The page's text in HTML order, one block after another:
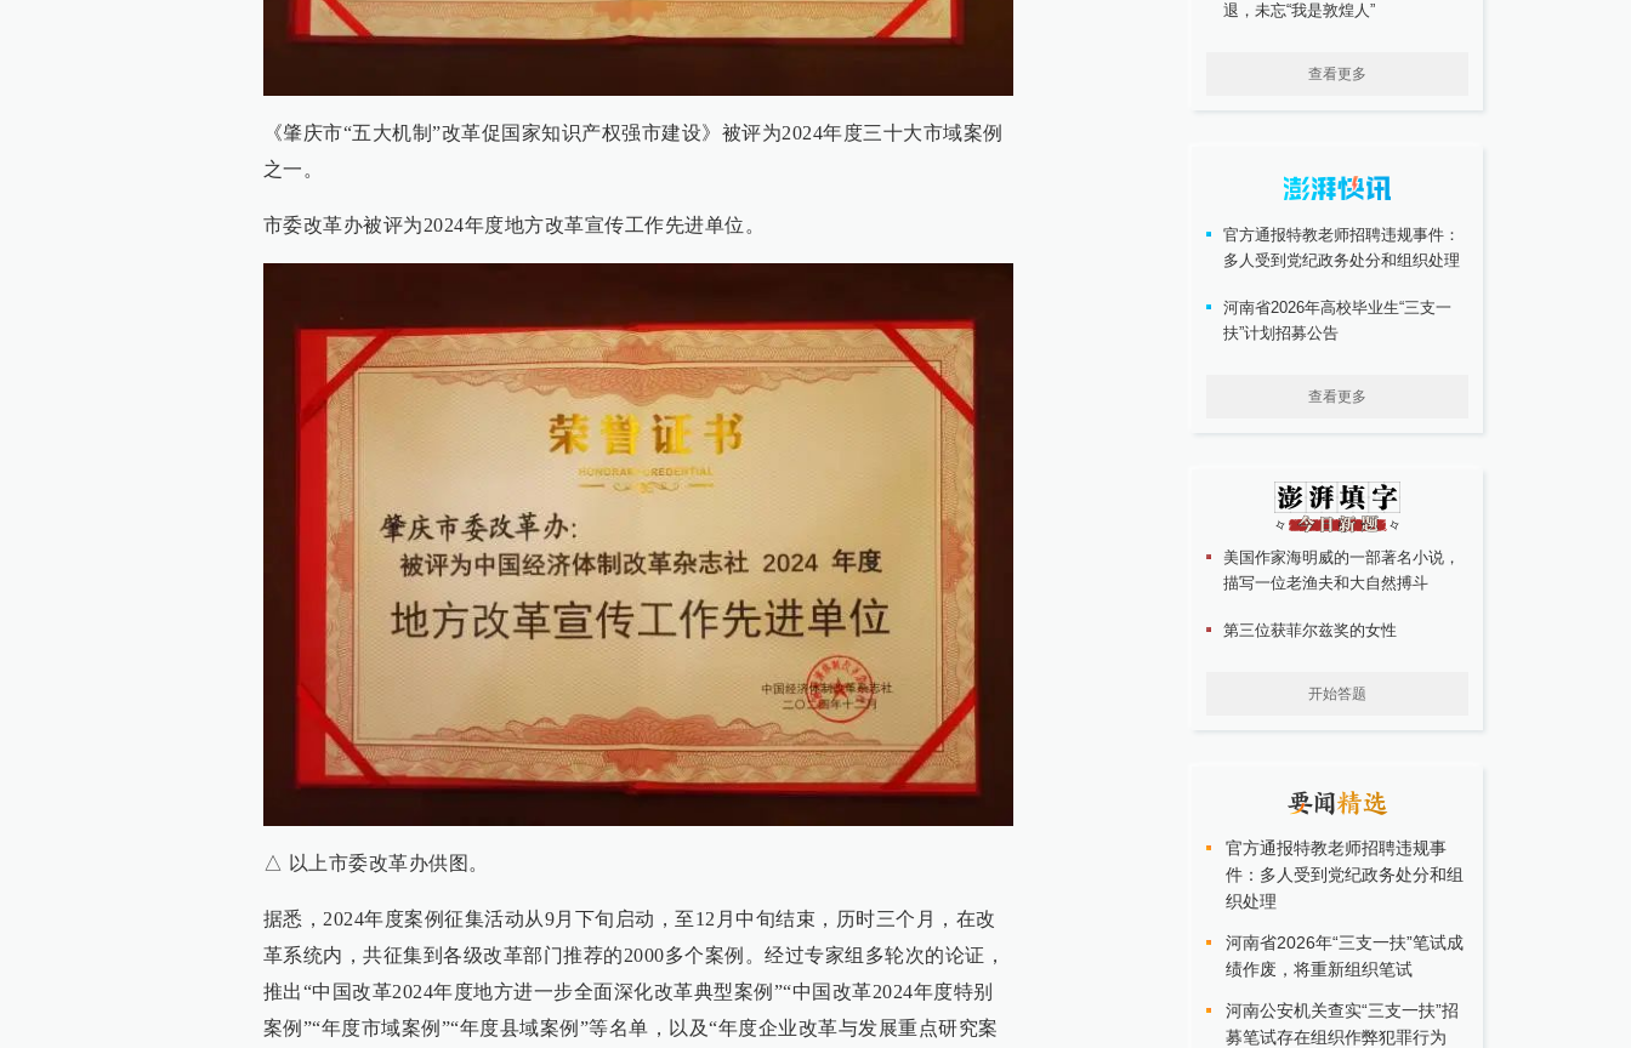
《肇庆市“五大机制”改革促国家知识产权强市建设》被评为2024年度三十大市域案例
之一。
市委改革办被评为2024年度地方改革宣传工作先进单位。
△ 以上市委改革办供图。
据悉，2024年度案例征集活动从9月下旬启动，至12月中旬结束，历时三个月，在改
革系统内，共征集到各级改革部门推荐的2000多个案例。经过专家组多轮次的论证，
推出“中国改革2024年度地方进一步全面深化改革典型案例”“中国改革2024年度特别
案例”“年度市域案例”“年度县域案例”等名单，以及“年度企业改革与发展重点研究案
退，未忘“我是敦煌人”
查看更多
官方通报特教老师招聘违规事件：
多人受到党纪政务处分和组织处理
河南省2026年高校毕业生“三支一
扶”计划招募公告
查看更多
美国作家海明威的一部著名小说，
描写一位老渔夫和大自然搏斗
第三位获菲尔兹奖的女性
开始答题
官方通报特教老师招聘违规事
件：多人受到党纪政务处分和组
织处理
河南省2026年“三支一扶”笔试成
绩作废，将重新组织笔试
河南公安机关查实“三支一扶”招
募笔试存在组织作弊犯罪行为